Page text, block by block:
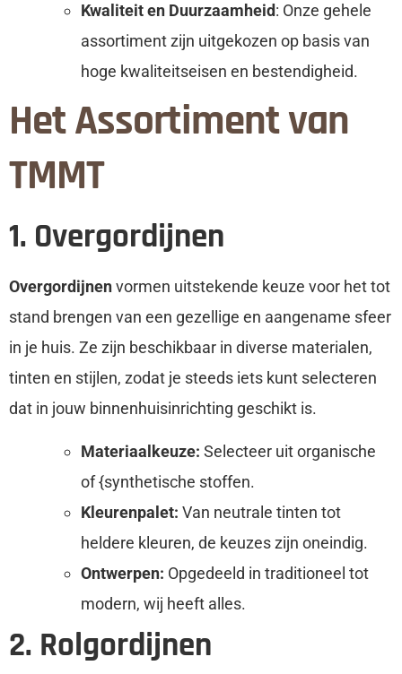
Kwaliteit en Duurzaamheid: Onze gehele
assortiment zijn uitgekozen op basis van
hoge kwaliteitseisen en bestendigheid.
Het Assortiment van
TMMT
1. Overgordijnen
Overgordijnenvormen uitstekende keuze voor het tot
stand brengen van een gezellige en aangename sfeer
in je huis. Ze zijn beschikbaar in diverse materialen,
tinten en stijlen, zodat je steeds iets kunt selecteren
dat in jouw binnenhuisinrichting geschikt is.
Materiaalkeuze: Selecteer uit organische
of {synthetische stoffen.
Kleurenpalet: Van neutrale tinten tot
heldere kleuren, de keuzes zijn oneindig.
Ontwerpen: Opgedeeld in traditioneel tot
modern, wij heeft alles.
2. Rolgordijnen